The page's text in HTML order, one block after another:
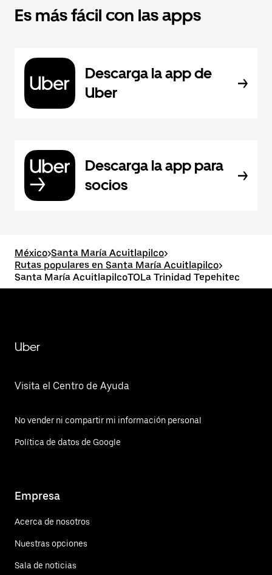
Es más fácil con las apps
Descarga la app de
Uber
Descarga la app para
socios
México>Santa María Acuitlapilco>
Rutas populares en Santa María Acuitlapilco>
Santa María AcuitlapilcoTOLa Trinidad Tepehitec
Uber
Visita el Centro de Ayuda
No vender ni compartir mi información personal
Política de datos de Google
Empresa
Acerca de nosotros
Nuestras opciones
Sala de noticias